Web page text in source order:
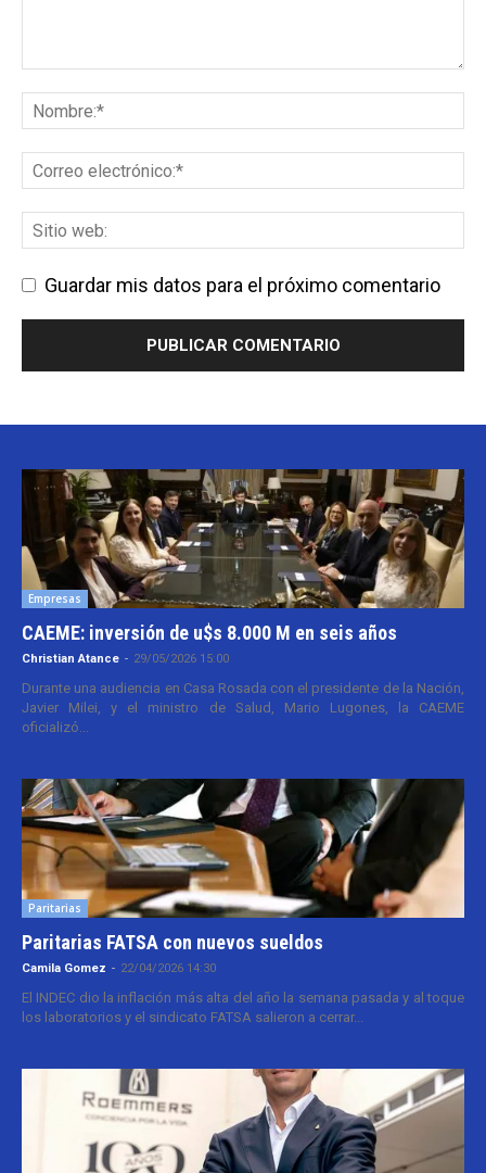
Guardar mis datos para el próximo comentario
Empresas
CAEME: inversión de u$s 8.000 M en seis años
Christian Atance - 29/05/2026 15:00
Durante una audiencia en Casa Rosada con el presidente de la Nación,
Javier Milei, y el ministro de Salud, Mario Lugones, la CAEME
oficializó...
Paritarias
Paritarias FATSA con nuevos sueldos
Camila Gomez - 22/04/2026 14:30
El INDEC dio la inflación más alta del año la semana pasada y al toque
los laboratorios y el sindicato FATSA salieron a cerrar...